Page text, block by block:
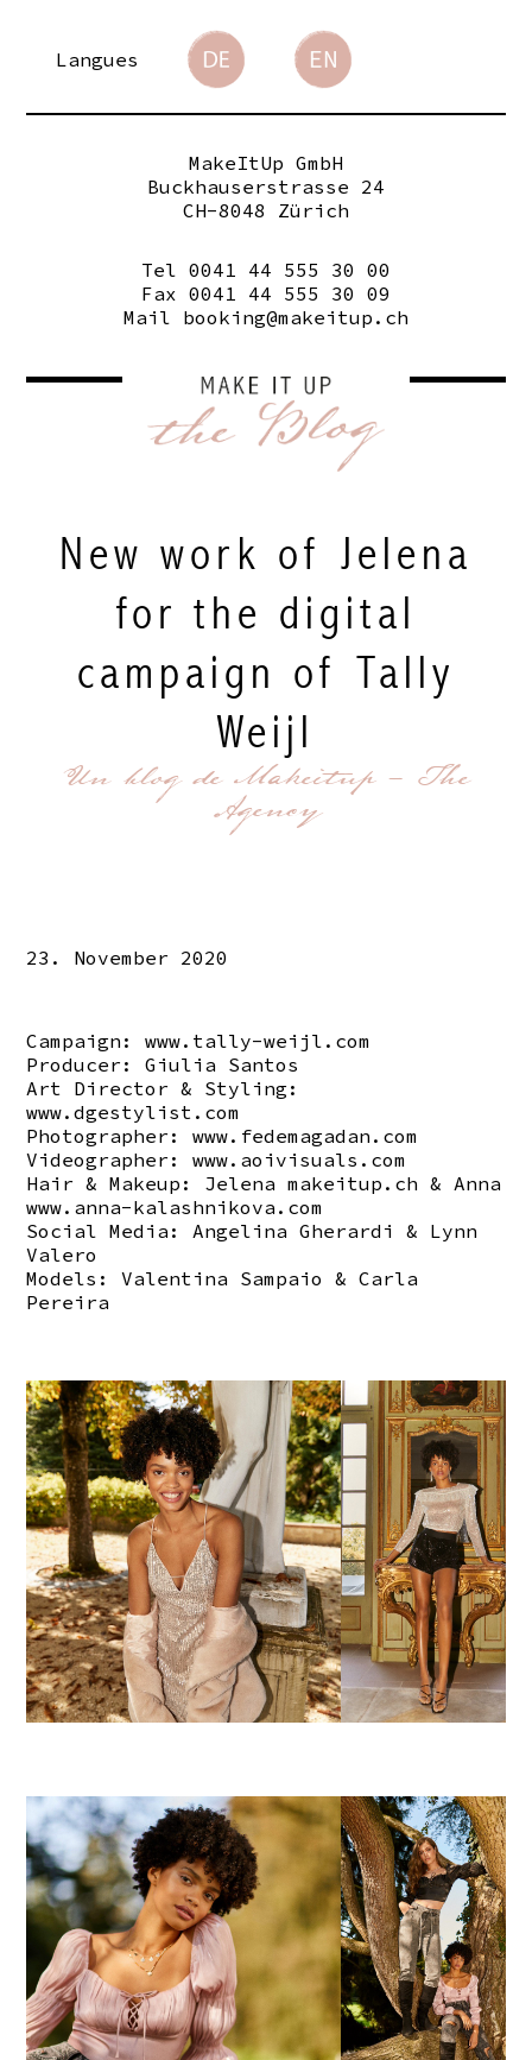
Langues
MakeItUp GmbH
Buckhauserstrasse 24
CH-8048 Zürich
Tel 0041 44 555 30 00
Fax 0041 44 555 30 09
Mail booking@makeitup.ch
New work of Jelena
for the digital
campaign of Tally
Weijl
Un blog de Makeitup - The
Agency
23. November 2020
Campaign:www.tally-weijl.com
Producer: Giulia Santos
Art Director & Styling:
www.dgestylist.com
Photographer:www.fedemagadan.com
Videographer:www.aoivisuals.com
Hair & Makeup: Jelenamakeitup.ch & Anna
www.anna-kalashnikova.com
Social Media: Angelina Gherardi & Lynn
Valero
Models: Valentina Sampaio & Carla
Pereira